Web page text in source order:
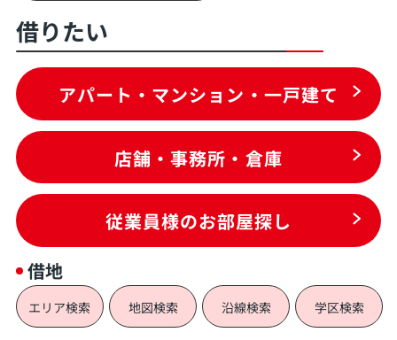
借りたい
アパート・マンション・一戸建て
店舗・事務所・倉庫
従業員様のお部屋探し
借地
エリア検索 地図検索 沿線検索 学区検索